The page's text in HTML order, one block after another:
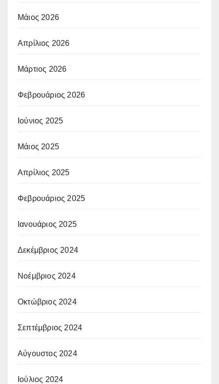
Μάιος 2026
Απρίλιος 2026
Μάρτιος 2026
Φεβρουάριος 2026
Ιούνιος 2025
Μάιος 2025
Απρίλιος 2025
Φεβρουάριος 2025
Ιανουάριος 2025
Δεκέμβριος 2024
Νοέμβριος 2024
Οκτώβριος 2024
Σεπτέμβριος 2024
Αύγουστος 2024
Ιούλιος 2024